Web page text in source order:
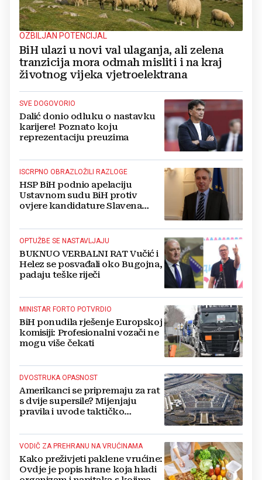
OZBILJAN POTENCIJAL
BiH ulazi u novi val ulaganja, ali zelena
tranzicija mora odmah misliti i na kraj
životnog vijeka vjetroelektrana
SVE DOGOVORIO
Dalić donio odluku o nastavku
karijere! Poznato koju
reprezentaciju preuzima
ISCRPNO OBRAZLOŽILI RAZLOGE
HSP BiH podnio apelaciju
Ustavnom sudu BiH protiv
ovjere kandidature Slavena
OPTUŽBE SE NASTAVLJAJU
BUKNUO VERBALNI RAT Vučić i
Helez se posvađali oko Bugojna,
padaju teške riječi
MINISTAR FORTO POTVRDIO
BiH ponudila rješenje Europskoj
komisiji: Profesionalni vozači ne
mogu više čekati
DVOSTRUKA OPASNOST
Amerikanci se pripremaju za rat
s dvije supersile? Mijenjaju
pravila i uvode taktičko
VODIČ ZA PREHRANU NA VRUĆINAMA
Kako preživjeti paklene vrućine:
Ovdje je popis hrane koja hladi